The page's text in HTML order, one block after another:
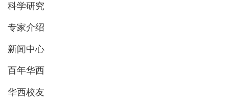
科学研究
专家介绍
新闻中心
百年华西
华西校友